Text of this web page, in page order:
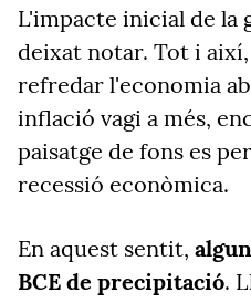
L'impacte inicial de la
deixat notar. Tot i
refredar l'economia
inflació vagi a més,
paisatge de fons es
recessió econòmica.
En aquest sentit,
BCE de precipitació.